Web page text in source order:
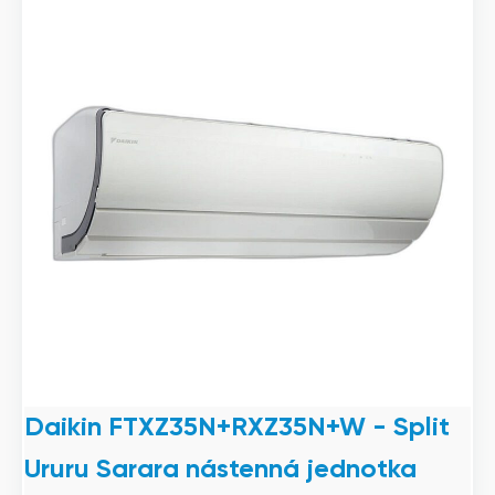
Daikin FTXZ35N+RXZ35N+W - Split
Ururu Sarara nástenná jednotka